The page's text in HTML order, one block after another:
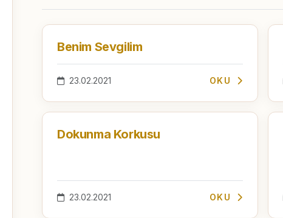
Benim Sevgilim
23.02.2021 OKU
Dokunma Korkusu
23.02.2021 OKU